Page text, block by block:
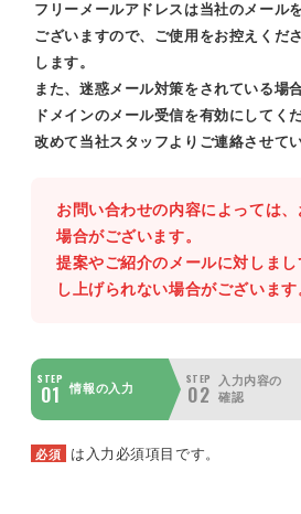
フリーメールアドレスは当社のメール
ございますので、ご使用をお控えくだ
します。
また、迷惑メール対策をされている場
ドメインのメール受信を有効にしてくだ
改めて当社スタッフよりご連絡させて
お問い合わせの内容によっては
場合がございます。
提案やご紹介のメールに対しま
し上げられない場合がございます
STEP
01 情報の入力
STEP
02
入力内容の
確認
必須 は入力必須項目です。